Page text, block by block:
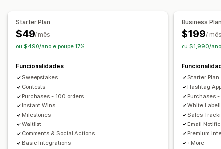
Registo personalizado
Seleção automática de vencedores
Seleção equitativa
Testes A/B Análise de dados
Personalização
Imagem corporativa Modelos de e-mail
CSS personalizado
Campos de formulário
E-mails pós-entrada Multilingue Widget de frente de loja
Starter Plan
$49/ mês
ou $490/ano e poupe 17%
Funcionalidades
Sweepstakes
Contests
Purchases - 100 orders
Instant Wins
Milestones
Waitlist
Comments & Social Actions
Basic Integrations
Business
$199/ mês
ou $1,990/ano
Starter Plan
Hashtag
Purchases
White
Sales
Email
Premium
+More